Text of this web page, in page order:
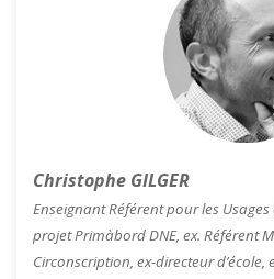
Christophe GILGER
Enseignant Référent pour les
projet Primàbord DNE, ex. Référent
Circonscription, ex-directeur d’école,